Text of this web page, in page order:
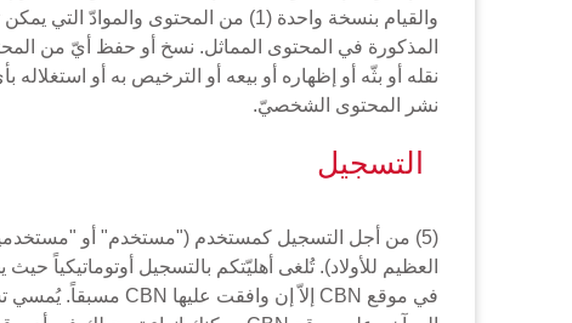
المذكورة في المحتوى المماثل. نسخ أو حفظ أيّ من
نشر المحتوى الشخصيّ.
التسجيل